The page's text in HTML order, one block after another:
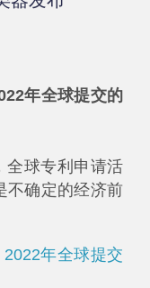
年全球提交的
全球专利申请活
不确定的经济前
年全球提交